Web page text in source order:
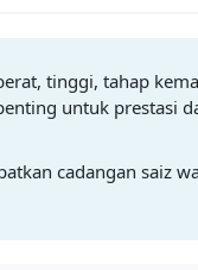
tinggi, tahap
untuk prestasi
cadangan saiz